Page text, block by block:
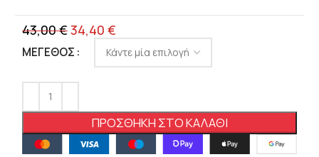
43,00€34,40 €
ΜΈΓΕΘΟΣ
ΠΡΟΣΘΉΚΗ ΣΤΟ ΚΑΛΆΘΙ